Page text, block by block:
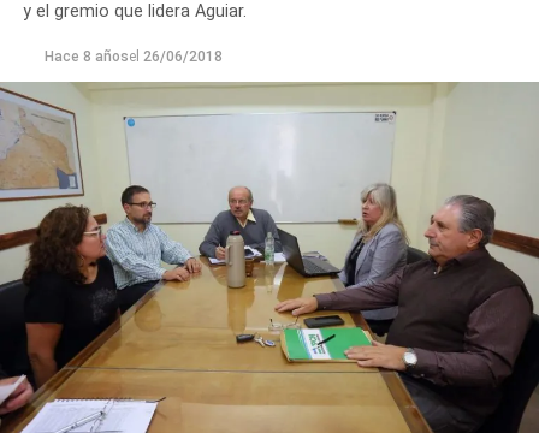
y el gremio que lidera Aguiar.
Hace 8 añosel 26/06/2018